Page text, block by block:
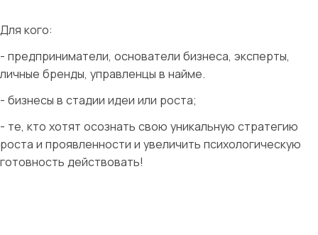
Для кого:
- предприниматели, основатели бизнеса, эксперты,
личные бренды, управленцы в найме.
- бизнесы в стадии идеи или роста;
- те, кто хотят осознать свою уникальную стратегию
роста и проявленности и увеличить психологическую
готовность действовать!